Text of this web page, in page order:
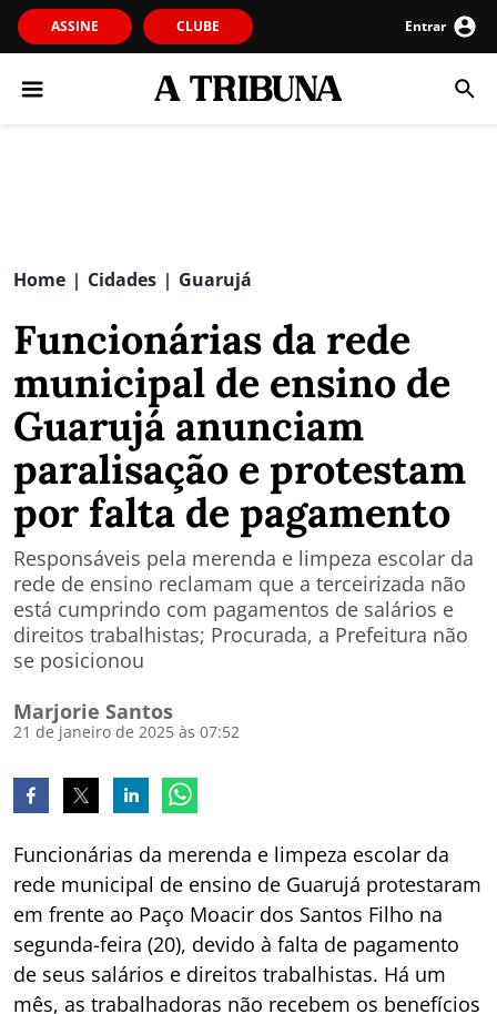
ASSINE CLUBE Entrar
Home | Cidades | Guarujá
Funcionárias da rede
municipal de ensino de
Guarujá anunciam
paralisação e protestam
por falta de pagamento
Responsáveis pela merenda e limpeza escolar da
rede de ensino reclamam que a terceirizada não
está cumprindo com pagamentos de salários e
direitos trabalhistas; Procurada, a Prefeitura não
se posicionou
Marjorie Santos
21 de janeiro de 2025 às 07:52
Funcionárias da merenda e limpeza escolar da
rede municipal de ensino de Guarujá protestaram
em frente ao Paço Moacir dos Santos Filho na
segunda-feira (20), devido à falta de pagamento
de seus salários e direitos trabalhistas. Há um
mês, as trabalhadoras não recebem os benefícios